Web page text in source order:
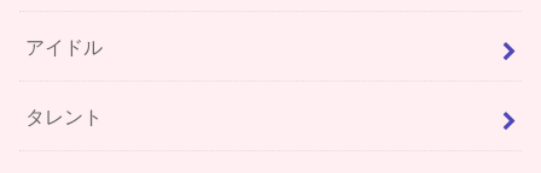
アイドル
タレント